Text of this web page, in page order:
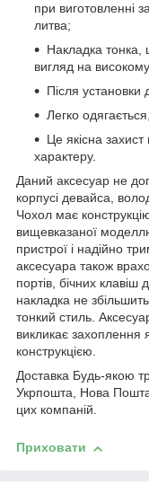
при виготовленні
литва;
Накладка тонка,
вигляд на високому
Після установки
Легко
Це якісна
характеру.
Даний аксесуар не
корпусі девайса,
Чохол має
вищевказаної
пристрої і надійно
аксесуара також
портів, бічних
накладка не
тонкий стиль.
викликає
конструкцією.
Доставка Будь-якою
Укрпошта, Нова Пошта.
цих компаній.
Приховати